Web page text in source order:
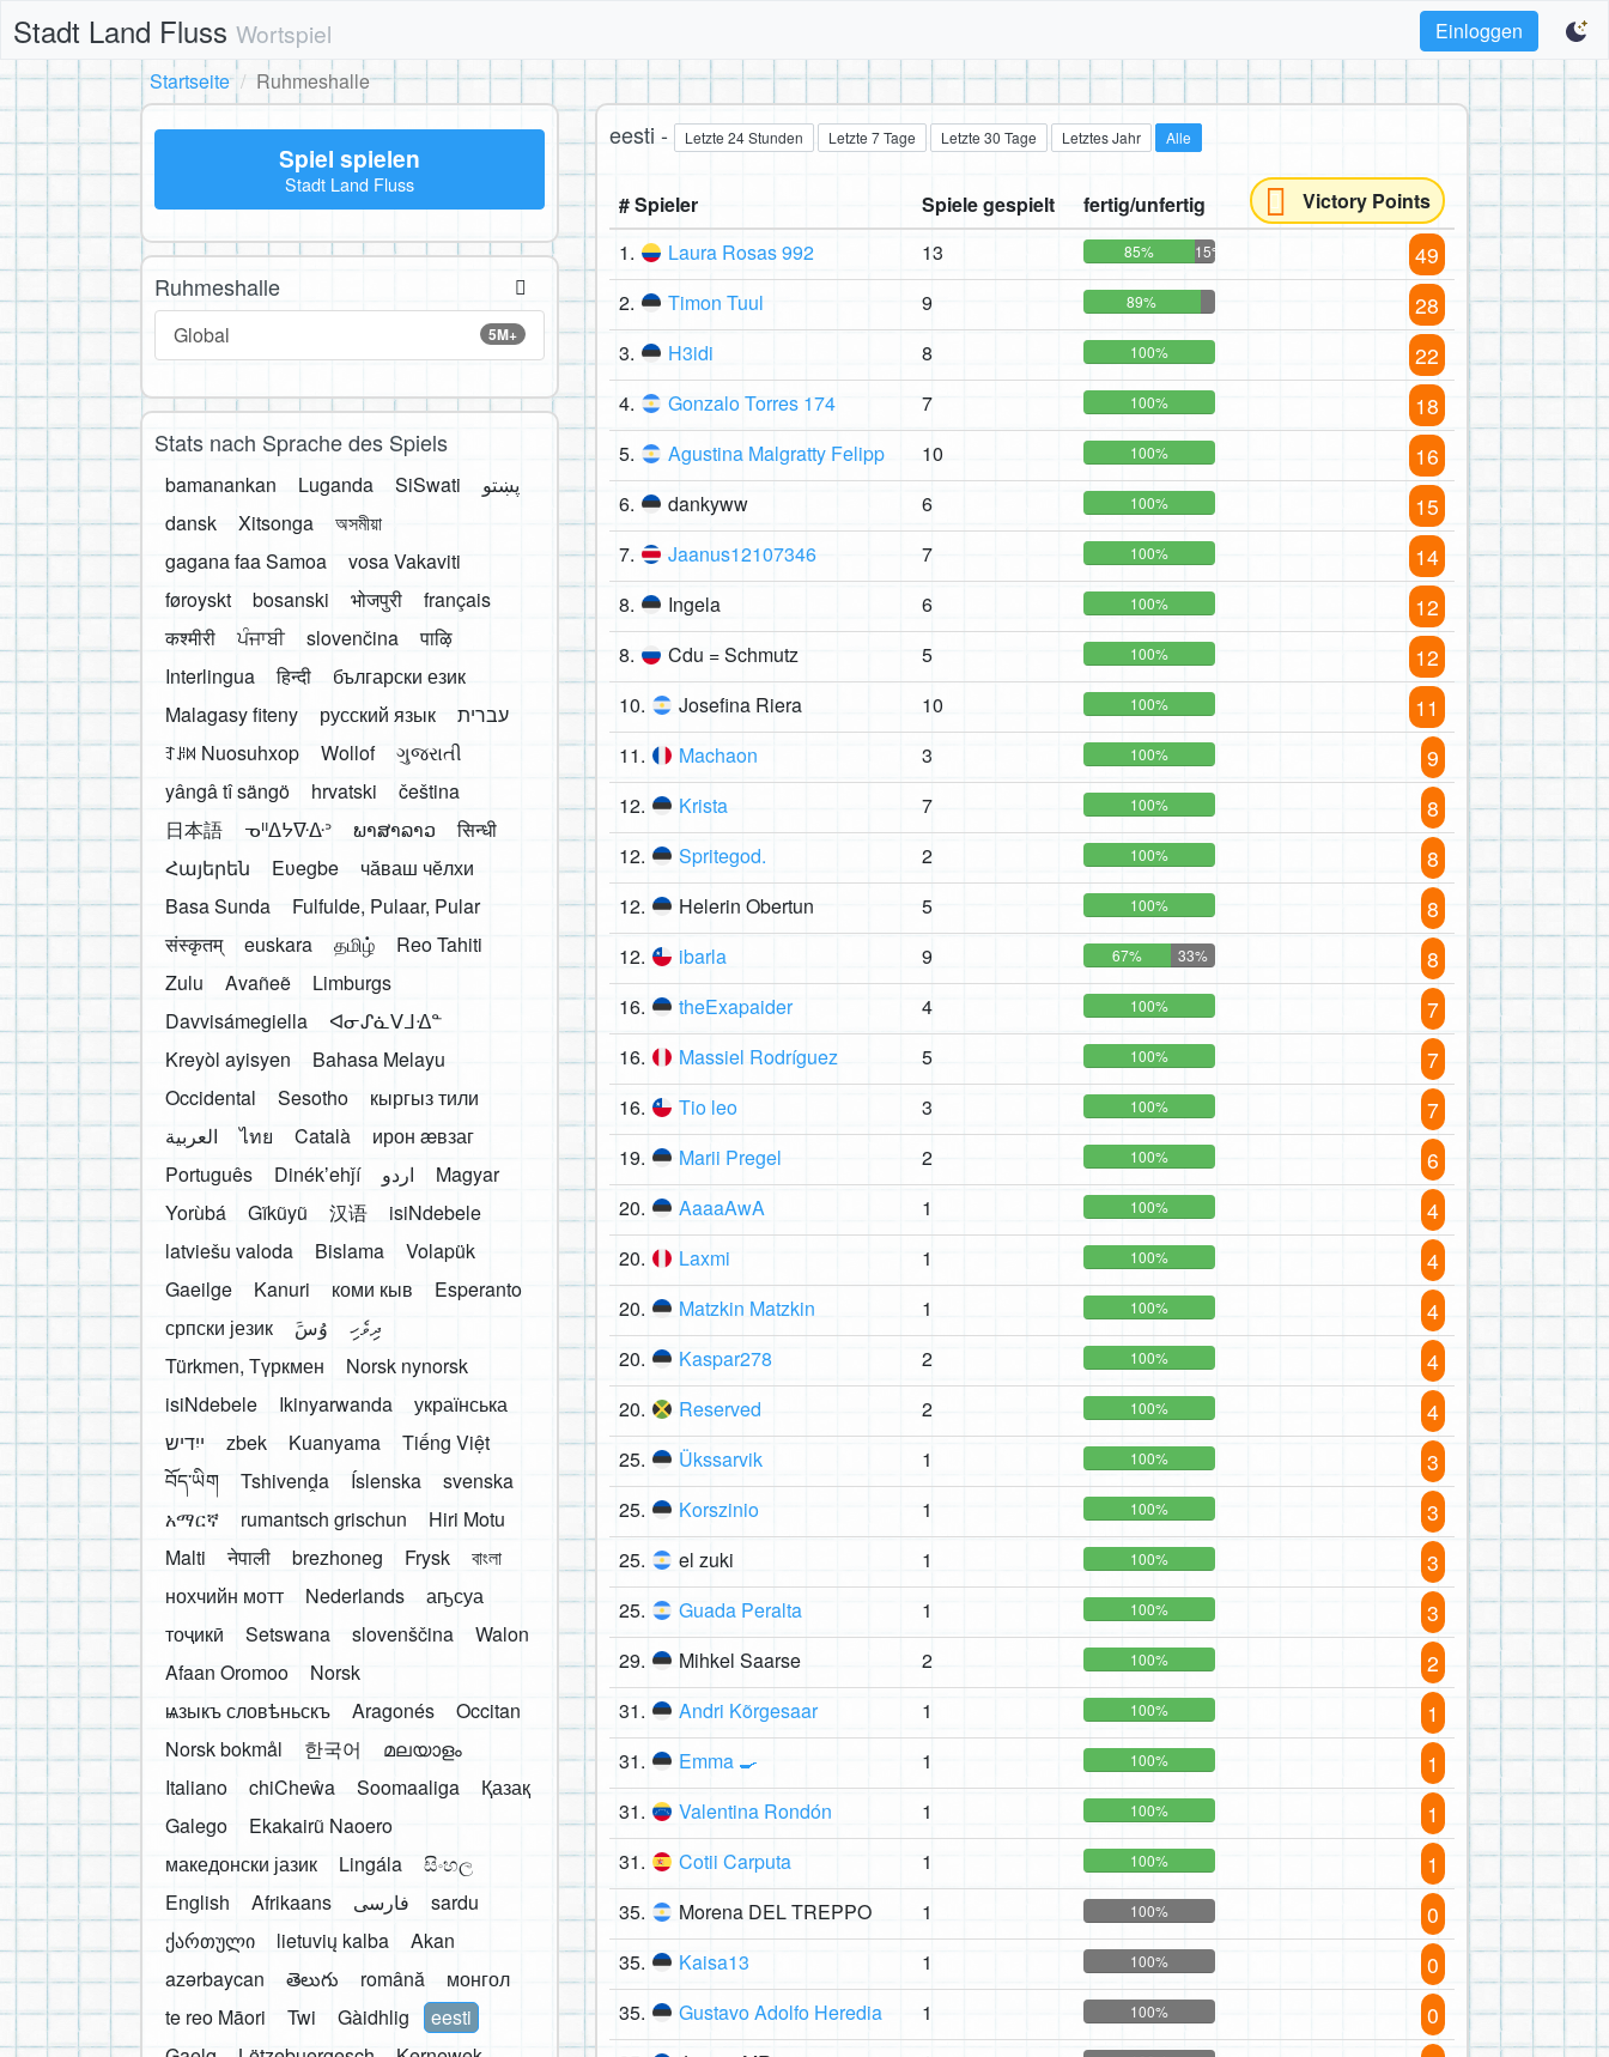
Stadt Land Fluss Wortspiel
Einloggen
Startseite
Ruhmeshalle
eesti - Letzte 24 Stunden Letzte 7 Tage Letzte 30 Tage Letztes Jahr Alle
# Spieler Spiele gespielt fertig/unfertig
Victory Points
1.
Laura Rosas 992 13 85% 15% 49
2. Timon Tuul 9 89% 28
3. H3idi 8 100% 22
4. Gonzalo Torres 174 7 100% 18
5. Agustina Malgratty Felipp 10 100% 16
6. dankyww 6 100% 15
7. Jaanus12107346 7 100% 14
8. Ingela 6 100% 12
8. Cdu = Schmutz 5 100% 12
10. Josefina Riera 10 100% 11
11. Machaon 3 100% 9
12. Krista 7 100% 8
12. Spritegod. 2 100% 8
12. Helerin Obertun 5 100% 8
12. ibarla 9 67% 33% 8
16. theExapaider 4 100% 7
16. Massiel Rodríguez 5 100% 7
16. Tio leo 3 100% 7
19. Marii Pregel 2 100% 6
20. AaaaAwA 1 100% 4
20. Laxmi 1 100% 4
20. Matzkin Matzkin 1 100% 4
20. Kaspar278 2 100% 4
20. Reserved 2 100% 4
25. Ükssarvik 1 100% 3
25. Korszinio 1 100% 3
25. el zuki 1 100% 3
25. Guada Peralta 1 100% 3
29. Mihkel Saarse 2 100% 2
31. Andri Kõrgesaar 1 100% 1
31. Emma 🍳 1 100% 1
31. Valentina Rondón 1 100% 1
31. Cotii Carputa 1 100% 1
35. Morena DEL TREPPO 1 100% 0
35. Kaisa13 1 100% 0
35. Gustavo Adolfo Heredia 1 100% 0
Spiel spielen
Stadt Land Fluss
Ruhmeshalle
5M+
Global
Stats nach Sprache des Spiels
bamanankan Luganda SiSwati
پښتو
dansk
Xitsonga
অসমীয়া
gagana faa Samoa
vosa Vakaviti
føroyskt
bosanski भोजपुरी
français
कश्मीरी
ਪੰਜਾਬੀ slovenčina
पाऴि
Interlingua
हिन्दी
български език
Malagasy fiteny
русский язык
עברית
ꆈꌠ꒿ Nuosuhxop
Wollof
ગુજરાતી
yângâ tî sängö
hrvatski
čeština
日本語
ᓀᐦᐃᔭᐍᐏᐣ ພາສາລາວ
सिन्धी
Հայերեն
Eʋegbe
чӑваш чӗлхи
Basa Sunda
Fulfulde, Pulaar, Pular
संस्कृतम्
euskara தமிழ்
Reo Tahiti
Zulu
Avañeẽ
Limburgs
Davvisámegiella
ᐊᓂᔑᓈᐯᒧᐎᓐ
Kreyòl ayisyen
Bahasa Melayu
Occidental
Sesotho
кыргыз тили
العربية
ไทย Català
ирон æвзаг
Português
Dinékʼehǰí اردو
Magyar
Yorùbá
Gĩkũyũ 汉语
isiNdebele
latviešu valoda
Bislama
Volapük
Gaeilge
Kanuri коми кыв
Esperanto
српски језик
َوُسَ
ދިވެހި
Türkmen, Түркмен
Norsk nynorsk
isiNdebele
Ikinyarwanda
українська
ייִדיש
zbek Kuanyama
Tiếng Việt
བོད་ཡིག
Tshivenḓa Íslenska
svenska
አማርኛ
rumantsch grischun
Hiri Motu
Malti
नेपाली brezhoneg Frysk
বাংলা
нохчийн мотт
Nederlands
аҧсуа
тоҷикӣ
Setswana slovenščina
Walon
Afaan Oromoo
Norsk
ѩзыкъ словѣньскъ
Aragonés
Occitan
Norsk bokmål
한국어
മലയാളം
Italiano
chiCheŵa Soomaaliga
Қазақ
Galego
Ekakairũ Naoero
македонски јазик
Lingála
සිංහල
English
Afrikaans فارسی
sardu
ქართული
lietuvių kalba
Akan
azərbaycan
తెలుగు română
монгол
te reo Māori
Twi Gàidhlig
eesti